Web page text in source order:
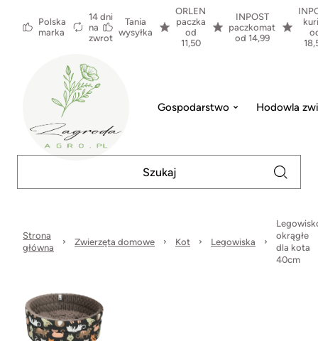
Polska
marka
14 dni
na
zwrot
Tania
wysyłka
ORLEN
paczka
od
11,50
INPOST
paczkomat
od 14,99
Gospodarstwo Hodowla
Strona
główna
Zwierzęta domowe Kot Legowiska
okrągłe
dla kota
40cm